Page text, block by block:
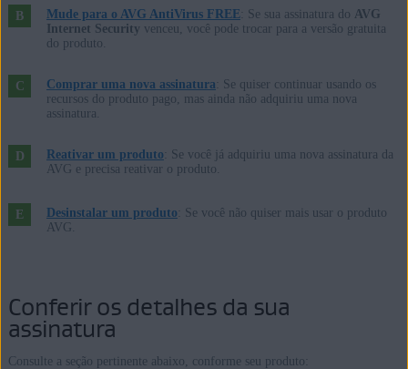
Microsoft Windows 8 / Pro / Enterprise - 32 / 64-bit
Microsoft Windows 7 Home Basic / Home Premium / Professional /
Apple macOS 12.x (Monterey)
Apple macOS 10.15.x (Catalina)
Apple macOS 10.14.x (Mojave)
Apple macOS 10.12.x (Sierra)
Mude para o AVG AntiVirus FREE: Se sua assinatura do AVG
Internet Security venceu, você pode trocar para a versão gratuita
do produto.
Comprar uma nova assinatura: Se quiser continuar usando os
recursos do produto pago, mas ainda não adquiriu uma nova
assinatura.
Reativar um produto : Se você já adquiriu uma nova assinatura da
AVG e precisa reativar o produto.
Desinstalar um produto : Se você não quiser mais usar o produto
AVG.
Conferir os detalhes da sua
assinatura
Consulte a seção pertinente abaixo, conforme seu produto: